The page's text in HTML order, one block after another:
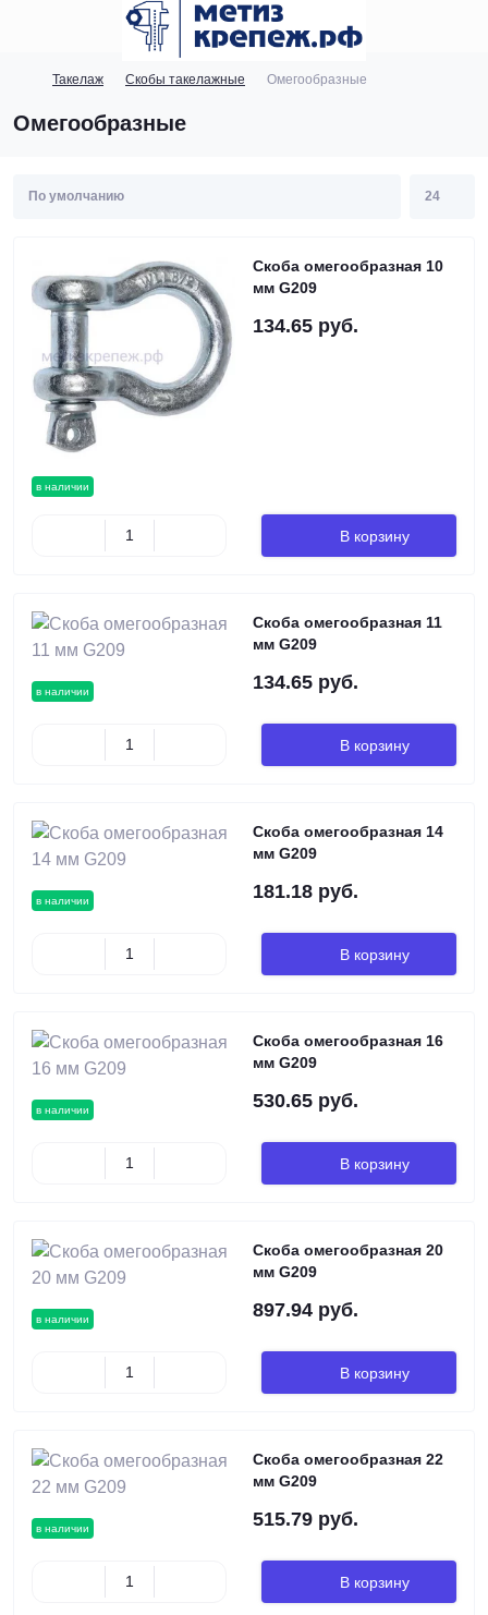
Такелаж Скобы такелажные Омегообразные
Омегообразные
в наличии
Скоба омегообразная 10
мм G209
134.65 руб.
В корзину
в наличии
Скоба омегообразная 11
мм G209
134.65 руб.
В корзину
в наличии
Скоба омегообразная 14
мм G209
181.18 руб.
В корзину
в наличии
Скоба омегообразная 16
мм G209
530.65 руб.
В корзину
в наличии
Скоба омегообразная 20
мм G209
897.94 руб.
В корзину
в наличии
Скоба омегообразная 22
мм G209
515.79 руб.
В корзину